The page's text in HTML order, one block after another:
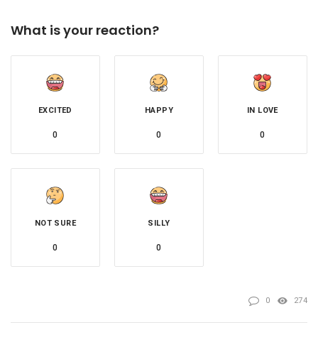
What is your reaction?
EXCITED
0
HAPPY
0
IN LOVE
0
NOT SURE
0
SILLY
0
0 274